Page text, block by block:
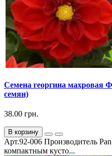
Семена георгина махровая
семян)
38.00 грн.
В корзину
Арт.92-006 Производитель
компактным кусто...